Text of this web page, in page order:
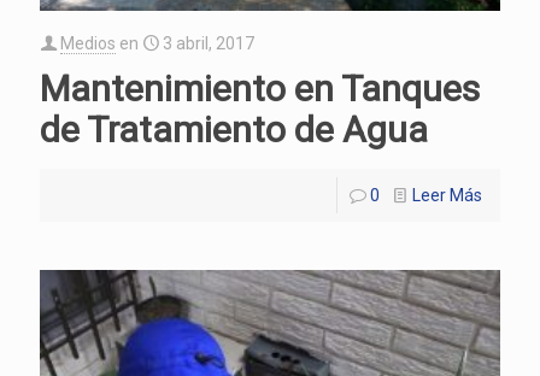
Medios en 3 abril, 2017
Mantenimiento en Tanques
de Tratamiento de Agua
0 Leer Más